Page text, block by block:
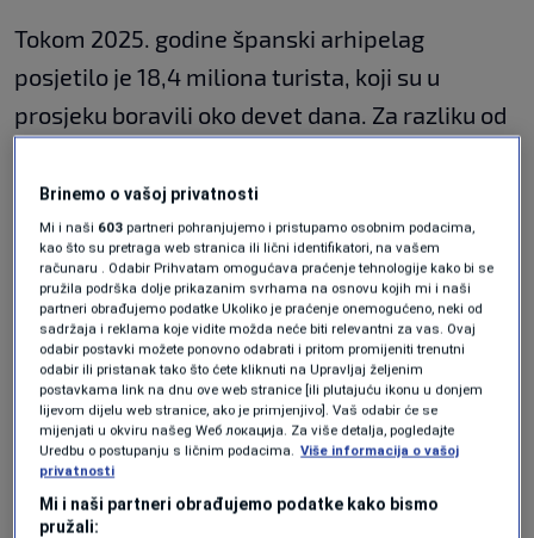
Tokom 2025. godine španski arhipelag
posjetilo je 18,4 miliona turista, koji su u
prosjeku boravili oko devet dana. Za razliku od
šire regije Katalonije, Kanarska ostrva ne
naplaćuju turističku taksu. Međutim, uskoro će
posjetioci imati mogućnost dobrovoljno
uplaćivati sredstva za podršku projektima
održivosti.
Vlada Kanarskih ostrva, uz podršku Španskog
turističkog ureda u Ujedinjenom Kraljevstvu,
pokrenula je inicijativu
Regeneration and Nature Restoration Fund
Brinemo o vašoj privatnosti
Mi i naši 603 partneri pohranjujemo i pristupamo osobnim podacima,
kao što su pretraga web stranica ili lični identifikatori, na vašem
računaru . Odabir Prihvatam omogućava praćenje tehnologije kako bi se
pružila podrška dolje prikazanim svrhama na osnovu kojih mi i naši
partneri obrađujemo podatke Ukoliko je praćenje onemogućeno, neki od
sadržaja i reklama koje vidite možda neće biti relevantni za vas. Ovaj
odabir postavki možete ponovno odabrati i pritom promijeniti trenutni
odabir ili pristanak tako što ćete kliknuti na Upravljaj željenim
postavkama link na dnu ove web stranice [ili plutajuću ikonu u donjem
lijevom dijelu web stranice, ako je primjenjivo]. Vaš odabir će se
mijenjati u okviru našeg Wеб локација. Za više detalja, pogledajte
Uredbu o postupanju s ličnim podacima. Više informacija o vašoj
privatnosti
Mi i naši partneri obrađujemo podatke kako bismo
pružali: